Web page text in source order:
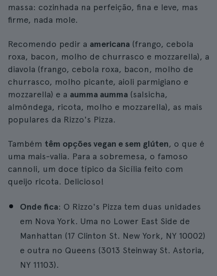
massa: cozinhada na perfeição, fina e leve, mas
firme, nada mole.
Recomendo pedir a americana (frango, cebola
roxa, bacon, molho de churrasco e mozzarella), a
diavola (frango, cebola roxa, bacon, molho de
churrasco, molho picante, aioli parmigiano e
mozzarella) e a aumma aumma (salsicha,
almôndega, ricota, molho e mozzarella), as mais
populares da Rizzo's Pizza.
Também têm opções vegan e sem glúten, o que é
uma mais-valia. Para a sobremesa, o famoso
cannoli, um doce típico da Sicília feito com
queijo ricota. Delicioso!
Onde fica: O Rizzo's Pizza tem duas unidades
em Nova York. Uma no Lower East Side de
Manhattan (17 Clinton St. New York, NY 10002)
e outra no Queens (3013 Steinway St. Astoria,
NY 11103).